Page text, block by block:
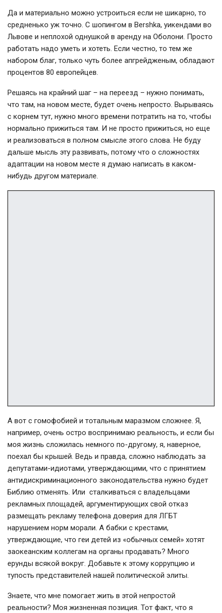
Да и материально можно устроиться если не шикарно, то
средненько уж точно. С шопингом в Bershka, уикендами во
Львове и неплохой однушкой в аренду на Оболони. Просто
работать надо уметь и хотеть. Если честно, то тем же
набором благ, только чуть более апгрейдженым, обладают
процентов 80 европейцев.
Решаясь на крайний шаг – на переезд – нужно понимать,
что там, на новом месте, будет очень непросто. Вырываясь
с корнем тут, нужно много времени потратить на то, чтобы
нормально прижиться там. И не просто прижиться, но еще
и реализоваться в полном смысле этого слова. Не буду
дальше мысль эту развивать, потому что о сложностях
адаптации на новом месте я думаю написать в каком-
нибудь другом материале.
А вот с гомофобией и тотальным маразмом сложнее. Я,
например, очень остро воспринимаю реальность, и если бы
моя жизнь сложилась немного по-другому, я, наверное,
поехал бы крышей. Ведь и правда, сложно наблюдать за
депутатами-идиотами, утверждающими, что с принятием
антидискриминационного законодательства нужно будет
Библию отменять. Или сталкиваться с владельцами
рекламных площадей, аргументирующих свой отказ
размещать рекламу телефона доверия для ЛГБТ
нарушением норм морали. А бабки с крестами,
утверждающие, что геи детей из «обычных семей» хотят
заокеанским коллегам на органы продавать? Много
ерунды всякой вокруг. Добавьте к этому коррупцию и
тупость представителей нашей политической элиты.
Знаете, что мне помогает жить в этой непростой
реальности? Моя жизненная позиция. Тот факт, что я